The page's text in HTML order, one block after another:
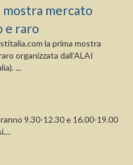
mostra mercato
e raro
la prima mostra
organizzata dall’ALAI
...
9.30-12.30 e 16.00-19.00